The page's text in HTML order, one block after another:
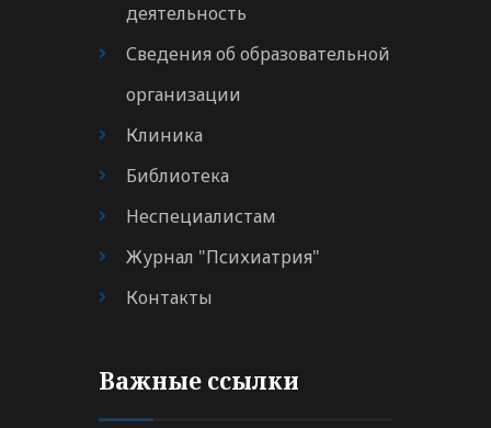
деятельность
Сведения об образовательной
организации
Клиника
Библиотека
Неспециалистам
Журнал "Психиатрия"
Контакты
Важные ссылки